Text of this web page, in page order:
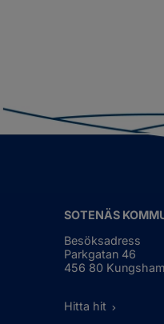
SOTENÄS
Besöksadress
Parkgatan 46
456 80
Hitta hit